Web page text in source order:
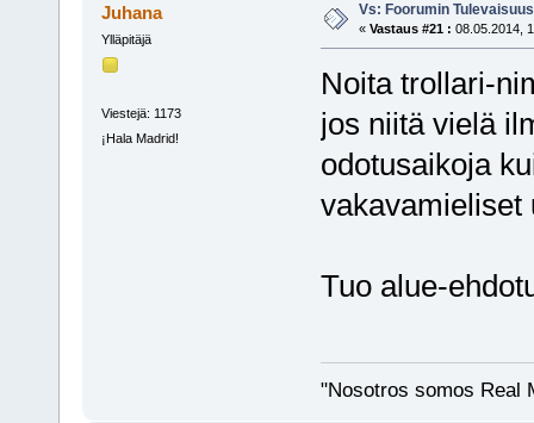
Juhana
Ylläpitäjä
Viestejä: 1173
¡Hala Madrid!
Vs: Foorumin
« Vastaus #21 : 08.05.2014,
Noita trollari-
jos niitä vielä
odotusaikoja
vakavamieliset
Tuo alue-
"Nosotros somos Real